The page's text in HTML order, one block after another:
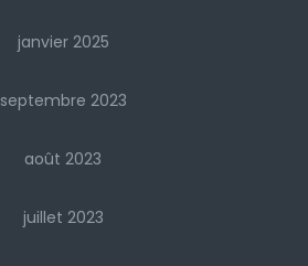
janvier 2025
septembre 2023
août 2023
juillet 2023